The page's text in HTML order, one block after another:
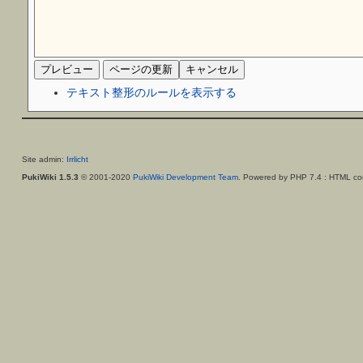
テキスト整形のルールを表示する
Site admin: Irrlicht
PukiWiki 1.5.3 © 2001-2020 PukiWiki Development Team. Powered by PHP 7.4 : HTML